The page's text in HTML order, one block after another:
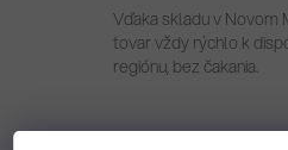
Vďaka skladu v Novom
tovar vždy rýchlo k
regiónu, bez čakania.